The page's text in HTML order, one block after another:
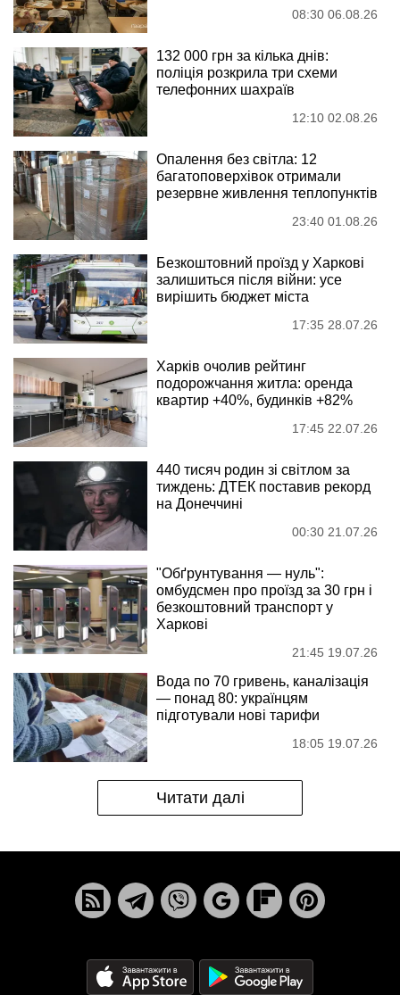
08:30 06.08.26
132 000 грн за кілька днів:
поліція розкрила три схеми
телефонних шахраїв
12:10 02.08.26
Опалення без світла: 12
багатоповерхівок отримали
резервне живлення теплопунктів
23:40 01.08.26
Безкоштовний проїзд у Харкові
залишиться після війни: усе
вирішить бюджет міста
17:35 28.07.26
Харків очолив рейтинг
подорожчання житла: оренда
квартир +40%, будинків +82%
17:45 22.07.26
440 тисяч родин зі світлом за
тиждень: ДТЕК поставив рекорд
на Донеччині
00:30 21.07.26
"Обґрунтування — нуль":
омбудсмен про проїзд за 30 грн і
безкоштовний транспорт у
Харкові
21:45 19.07.26
Вода по 70 гривень, каналізація
— понад 80: українцям
підготували нові тарифи
18:05 19.07.26
Читати далі